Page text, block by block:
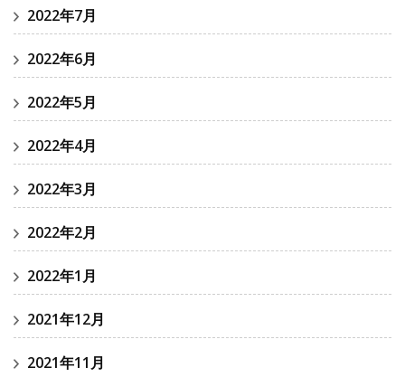
2022年7月
2022年6月
2022年5月
2022年4月
2022年3月
2022年2月
2022年1月
2021年12月
2021年11月